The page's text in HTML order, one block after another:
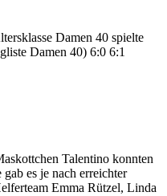
Damen 40 spielte
Damen 40) 6:0 6:1
Talentino konnten
es je nach erreichter
Emma Rützel, Linda